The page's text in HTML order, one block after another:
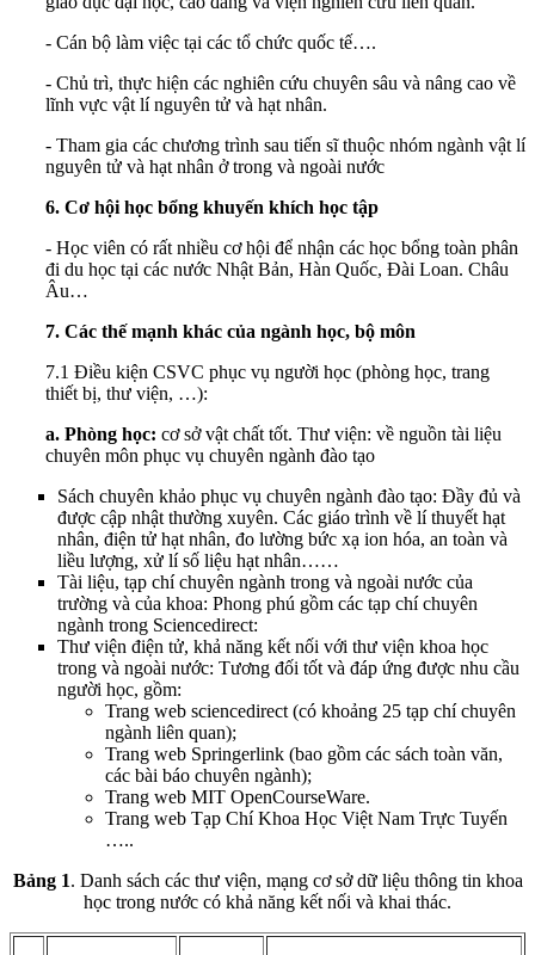
- Cán bộ làm việc tại các tổ chức quốc tế….
- Chủ trì, thực hiện các nghiên cứu chuyên sâu và nâng cao về
lĩnh vực vật lí nguyên tử và hạt nhân.
- Tham gia các chương trình sau tiến sĩ thuộc nhóm ngành vật lí
nguyên tử và hạt nhân ở trong và ngoài nước
6. Cơ hội học bổng khuyến khích học tập
- Học viên có rất nhiều cơ hội để nhận các học bổng toàn phân
đi du học tại các nước Nhật Bản, Hàn Quốc, Đài Loan. Châu
Âu…
7. Các thế mạnh khác của ngành học, bộ môn
7.1 Điều kiện CSVC phục vụ người học (phòng học, trang
thiết bị, thư viện, …):
a. Phòng học: cơ sở vật chất tốt. Thư viện: về nguồn tài liệu
chuyên môn phục vụ chuyên ngành đào tạo
Sách chuyên khảo phục vụ chuyên ngành đào tạo: Đầy đủ và
được cập nhật thường xuyên. Các giáo trình về lí thuyết hạt
nhân, điện tử hạt nhân, đo lường bức xạ ion hóa, an toàn và
liều lượng, xử lí số liệu hạt nhân……
Tài liệu, tạp chí chuyên ngành trong và ngoài nước của
trường và của khoa: Phong phú gồm các tạp chí chuyên
ngành trong Sciencedirect:
Thư viện điện tử, khả năng kết nối với thư viện khoa học
trong và ngoài nước: Tương đối tốt và đáp ứng được nhu cầu
người học, gồm:
Trang web sciencedirect (có khoảng 25 tạp chí chuyên
ngành liên quan);
Trang web Springerlink (bao gồm các sách toàn văn,
các bài báo chuyên ngành);
Trang web MIT OpenCourseWare.
Trang web Tạp Chí Khoa Học Việt Nam Trực Tuyến
…..
Bảng 1. Danh sách các thư viện, mạng cơ sở dữ liệu thông tin khoa
học trong nước có khả năng kết nối và khai thác.